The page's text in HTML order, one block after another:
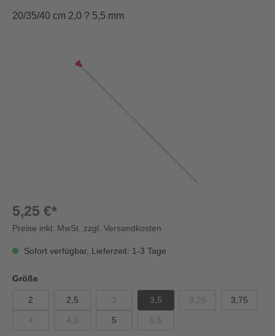
20/35/40 cm 2,0 ? 5,5 mm
5,25 €*
Preise inkl. MwSt. zzgl. Versandkosten
Sofort verfügbar, Lieferzeit: 1-3 Tage
Größe
2 2,5 3 3,5 3,25 3,75
4 4,5 5 5,5